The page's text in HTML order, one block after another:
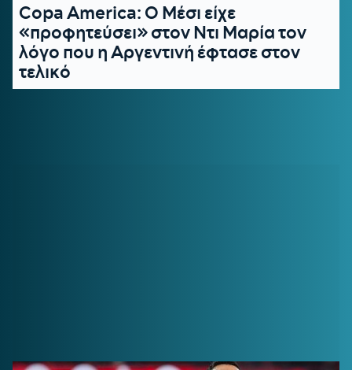
Copa America: Ο Μέσι είχε
«προφητεύσει» στον Ντι Μαρία τον
λόγο που η Αργεντινή έφτασε στον
τελικό